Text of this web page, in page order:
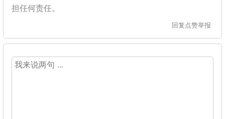
担任何责任。
回复 点赞举报